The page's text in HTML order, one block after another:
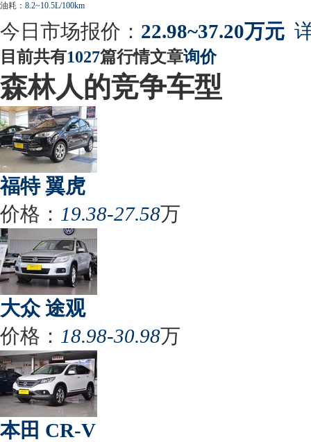
油耗： 8.2~10.5L/100km
今日市场报价： 22.98~37.20万元
目前共有1027篇行情文章询价
森林人的竞争车型
福特 翼虎
价格： 19.38-27.58万
大众 途观
价格： 18.98-30.98万
本田 CR-V